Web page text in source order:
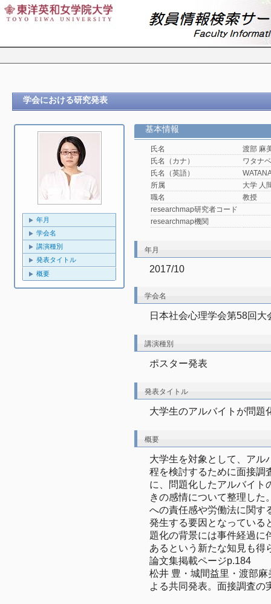
学会における研究発表
年月
学会名
講演種別
発表タイトル
概要
基本情報
氏名
渡部 麻
氏名（カナ）
ワタナ
氏名（英語）
所属
大学 人
職名
教授
researchmap研究者コード
researchmap機関
年月
2017/10
学会名
日本社会心理学会第58回大
講演種別
ポスター発表
発表タイトル
大学生のアルバイトが問題
概要
大学生を対象として、アル
程を検討するために面接調
に、問題化したアルバイト
きの感情について整理した
への責任感や労働法に関す
発生する要因となっている
題化の背景には事件経過に
あるという新たな知見も得
論文集掲載ページp.184
松井 豊・城間益里・渡部
よる共同発表。面接調査の